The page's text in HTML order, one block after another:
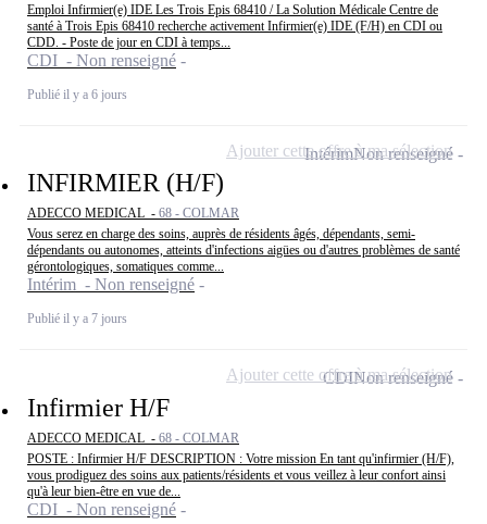
Emploi Infirmier(e) IDE Les Trois Epis 68410 / La Solution Médicale Centre de
santé à Trois Epis 68410 recherche activement Infirmier(e) IDE (F/H) en CDI ou
CDD. - Poste de jour en CDI à temps...
CDI - Non renseigné
Publié il y a 6 jours
INFIRMIER (H/F)
ADECCO MEDICAL - 68 - COLMAR
Vous serez en charge des soins, auprès de résidents âgés, dépendants, semi-
dépendants ou autonomes, atteints d'infections aigües ou d'autres problèmes de santé
gérontologiques, somatiques comme...
Intérim - Non renseigné
Publié il y a 7 jours
IntérimNon renseigné
Ajouter cette offre à ma sélection
Infirmier H/F
ADECCO MEDICAL - 68 - COLMAR
POSTE : Infirmier H/F DESCRIPTION : Votre mission En tant qu'infirmier (H/F),
vous prodiguez des soins aux patients/résidents et vous veillez à leur confort ainsi
qu'à leur bien-être en vue de...
CDI - Non renseigné
CDINon renseigné
Ajouter cette offre à ma sélection